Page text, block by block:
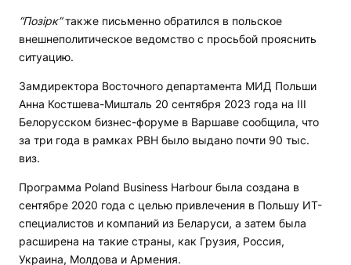
“Позірк”также письменно обратился в польское
внешнеполитическое ведомство с просьбой прояснить
ситуацию.
Замдиректора Восточного департамента МИД Польши
Анна Костшева-Мишталь 20 сентября 2023 года на III
Белорусском бизнес-форуме в Варшаве сообщила, что
за три года в рамках PBH было выдано почти 90 тыс.
виз.
Программа Poland Business Harbour была создана в
сентябре 2020 года с целью привлечения в Польшу ИТ-
специалистов и компаний из Беларуси, а затем была
расширена на такие страны, как Грузия, Россия,
Украина, Молдова и Армения.